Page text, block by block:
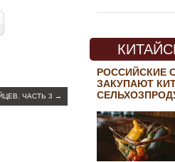
ЧАСТЬ 3 →
РОССИЙСКИЕ
ЗАКУПАЮТ